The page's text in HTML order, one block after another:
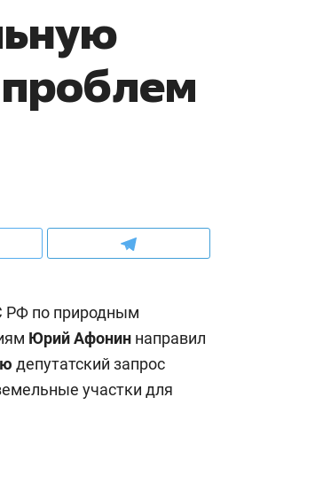
РФ по природным
Юрий Афонин направил
депутатский запрос
участки для
Рекомендуем
«Прорывы случались каждые
30 метров»: как «Водоканал»
лечит подземные артерии